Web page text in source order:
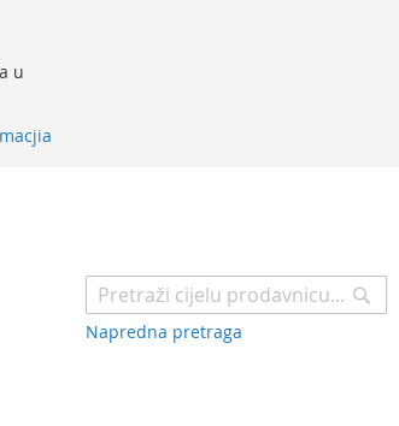
u
Napredna pretraga